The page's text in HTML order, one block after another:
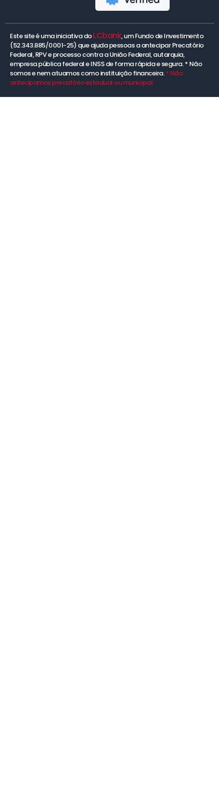
Este site é uma iniciativa doLCbank, um Fundo de Investimento
(52.343.885/0001-25) que ajuda pessoas a antecipar Precatório
Federal, RPV e processo contra a União Federal, autarquia,
empresa pública federal e INSS de forma rápida e segura. * Não
somos e nem atuamos como instituição financeira.* Não
antecipamos precatório estadual ou municipal.